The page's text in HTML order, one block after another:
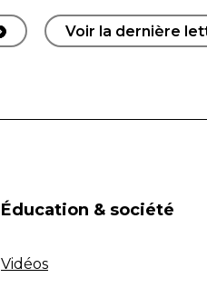
Voir la dernière
Éducation & société
Vidéos